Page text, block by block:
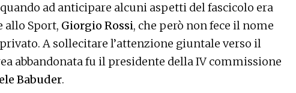
ad anticipare alcuni aspetti del fascicolo era
allo Sport, Giorgio Rossi, che però non fece il nome
A sollecitare l’attenzione giuntale verso il
abbandonata fu il presidente della IV commissione
Babuder.